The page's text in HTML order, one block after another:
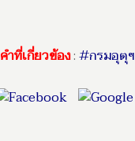
คำที่เกี่ยวข้อง:#กรมอุตุฯ